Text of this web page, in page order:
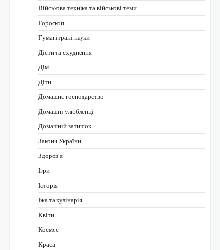
Військова техніка та військові теми
Гороскоп
Гуманітрані науки
Дієти та схуднення
Дім
Діти
Домашнє господарство
Домашні улюбленці
Домашній затишок
Закони України
Здоров'я
Ігри
Історія
Їжа та кулінарія
Квіти
Космос
Краса